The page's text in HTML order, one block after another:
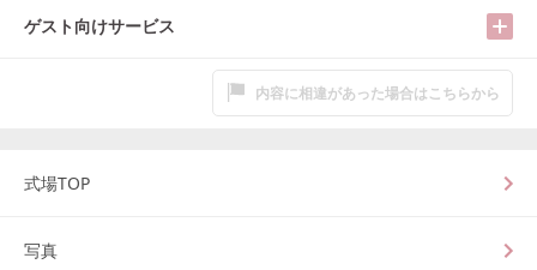
ゲスト向けサービス
内容に相違があった場合はこちらから
式場TOP
写真